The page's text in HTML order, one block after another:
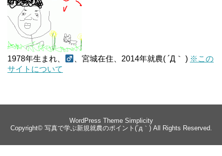
1978年生まれ、 、宮城在住、2014年就農( ´Д｀ ) ※この
サイトについて
WordPress Theme Simplicity
Copyright© 写真で学ぶ新規就農のポイント(´д｀)All Rights Reserved.